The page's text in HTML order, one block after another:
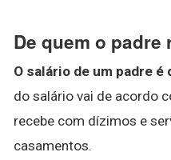
De quem o padre
O salário de um padre é
do salário vai de acordo
recebe com dízimos e
casamentos.